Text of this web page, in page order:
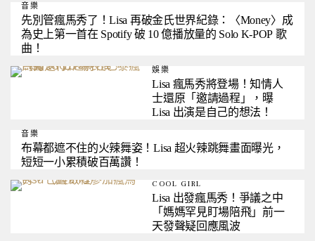
音樂
先別管瘋馬秀了！Lisa 再破金氏世界紀錄：〈Money〉成
為史上第一首在 Spotify 破 10 億播放量的 Solo K-POP 歌
曲！
娛樂
Lisa 瘋馬秀將登場！知情人
士還原「邀請過程」，曝
Lisa 出演是自己的想法！
音樂
布幕都遮不住的火辣舞姿！Lisa 超火辣跳舞畫面曝光，
短短一小累積破百萬讚！
COOL GIRL
Lisa 出發瘋馬秀！爭議之中
「媽媽罕見盯場陪飛」前一
天發聲疑回應風波